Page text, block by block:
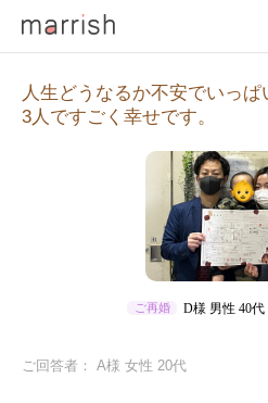
人生どうなるか不安でいっ
3人ですごく幸せです。
ご再婚 D様 男性 40
ご回答者： A様 女性 20代